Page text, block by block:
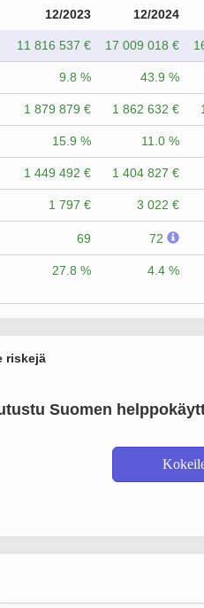
12/2023 12/2024
11 816 537 € 17 009 018 €
9.8 % 43.9 %
1 879 879 € 1 862 632 €
15.9 % 11.0 %
1 449 492 € 1 404 827 €
1 797 € 3 022 €
69 72
27.8 % 4.4 %
riskejä
Suomen